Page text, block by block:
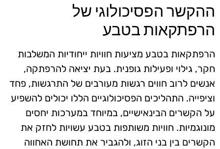
ההקשר הפסיכולוגי של
הרפתקאות בטבע
הרפתקאות בטבע מציעות חוויות ייחודיות המשלבות
חקר, גילוי ופעילות גופנית. בעת יציאה להרפתקה,
אנשים לרוב חווים רגשות מעורבים של התרגשות, פחד
וציפייה. התהליכים הפסיכולוגיים הללו יכולים להשפיע
על הקשרים הבינאישיים, במיוחד במערכות יחסים
מונוגמיות. חוויות משותפות בטבע עשויות לחזק את
הקשרים בין בני הזוג, ולהגביר את תחושת האחווה